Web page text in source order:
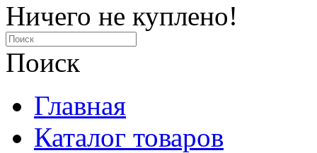
Ничего не куплено!
Поиск
Главная
Каталог товаров